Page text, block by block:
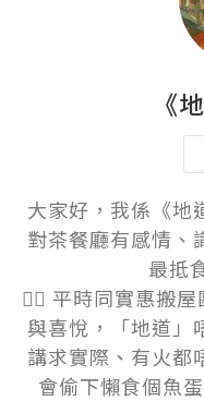
《
大家好，我係《地
對茶餐廳有感情、
最抵
👷‍♂️ 平時同實惠搬
與喜悅，「地道」
講求實際、有火都
會偷下懶食個魚